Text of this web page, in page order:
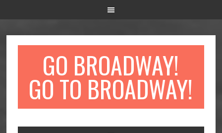
GO BROADWAY!
GO TO BROADWAY!